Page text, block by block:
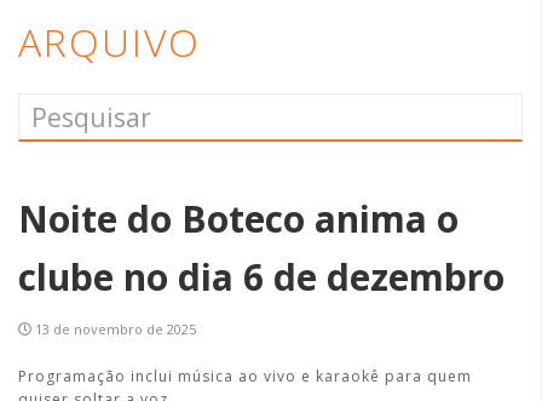
ARQUIVO
Noite do Boteco anima o
clube no dia 6 de dezembro
13 de novembro de 2025
Programação inclui música ao vivo e karaokê para quem